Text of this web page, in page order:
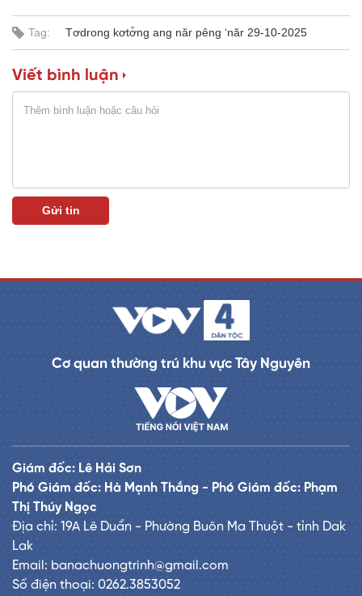
0
s
0
a
n
Tag: Tơdrong kơtơ̆ng ang năr pêng ‘năr 29-10-2025
Viết bình luận
Cơ quan thường trú khu vực Tây Nguyên
Giám đốc: Lê Hải Sơn
Phó Giám đốc: Hà Mạnh Thắng - Phó Giám đốc: Phạm
Thị Thúy Ngọc
Địa chỉ: 19A Lê Duẩn - Phường Buôn Ma Thuột - tỉnh Dak
Lak
Email: banachuongtrinh@gmail.com
Số điện thoại: 0262.3853052